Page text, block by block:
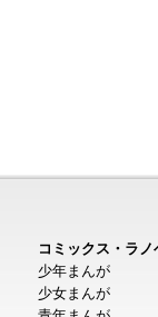
コミックス・ラノ
少年まんが
少女まんが